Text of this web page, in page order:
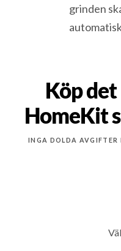
grinden
Köp
HomeKit
INGA DOLDA AVGIFTER